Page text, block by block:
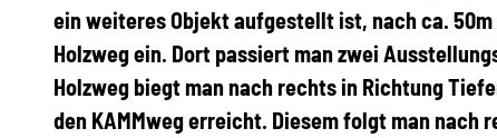
ein weiteres Objekt aufgestellt ist, nach ca.
Holzweg ein. Dort passiert man zwei
Holzweg biegt man nach rechts in Richtung
den KAMMweg erreicht. Diesem folgt man